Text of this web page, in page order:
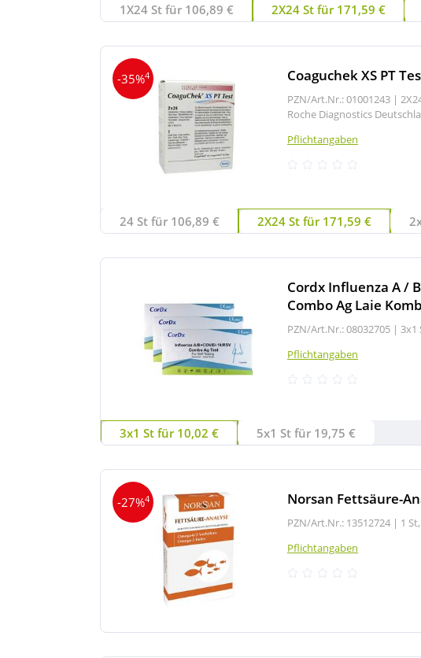
1X24 St für 106,89 € 2X24 St für 171,59 €
-35%4 Coaguchek XS PT
PZN/Art.Nr.: 01001243 |
Roche Diagnostics
Pflichtangaben
24 St für 106,89 € 2X24 St für 171,59 €
Cordx Influenza A /
Combo Ag Laie
PZN/Art.Nr.: 08032705 | 3x1
Pflichtangaben
3x1 St für 10,02 € 5x1 St für 19,75 €
-27%4 Norsan Fettsäure-
PZN/Art.Nr.: 13512724 | 1
Pflichtangaben